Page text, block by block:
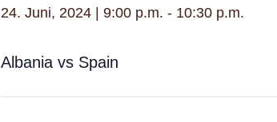
24. Juni, 2024 | 9:00 p.m. - 10:30 p.m.
Albania vs Spain